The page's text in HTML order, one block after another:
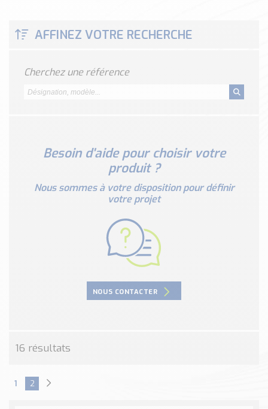
ENDRESS+HAUSER
SCHMERSAL
IDEM SAFETY
Téléchargement (Logiciels, Documents,..)
Formulaire sonde température
Convertisseur de pression
Formulaire Débitmètre
Calculateur maintien en température
Calculateur Chauffage/Liquide/Gaz
Conseils et Actualités
Contact & Devis
AFFINEZ VOTRE RECHERCHE
Cherchez une référence
Besoin d'aide pour choisir votre
produit ?
Nous sommes à votre disposition pour définir
votre projet
NOUS CONTACTER
16 résultats
1 2